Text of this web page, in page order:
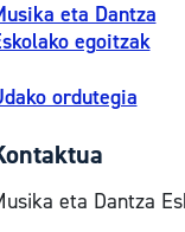
Izapideen
eta Dantza
egoitzak
ordutegia
eta Dantza